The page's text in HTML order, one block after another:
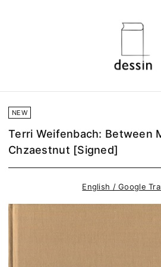
NEW
Terri Weifenbach: Between
Chzaestnut [Signed]
English / Google